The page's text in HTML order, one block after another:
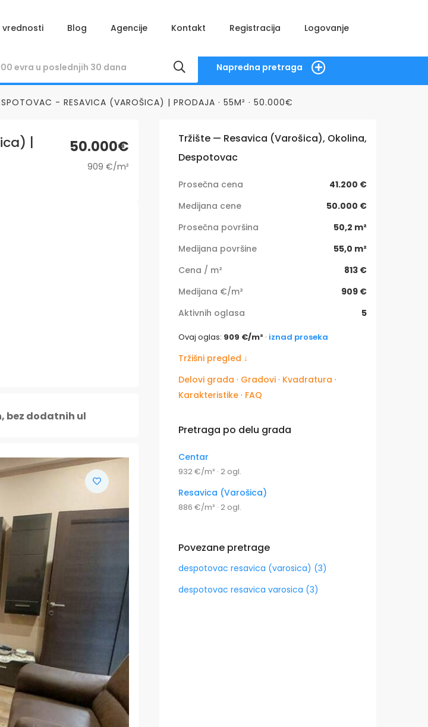
vrednosti Blog Agencije Kontakt Registracija Logovanje
Napredna pretraga
- RESAVICA (VAROŠICA) | PRODAJA · 55M² · 50.000€
|
50.000€
909 €/m²
bez dodatnih ul
Tržište — Resavica (Varošica), Okolina,
Despotovac
Prosečna cena
41.200 €
Medijana cene
50.000 €
Prosečna površina
50,2 m²
Medijana površine
55,0 m²
Cena / m²
813 €
Medijana €/m²
909 €
Aktivnih oglasa
5
Ovaj oglas: 909 €/m² · iznad proseka
Tržišni pregled ↓
Delovi grada · Gradovi · Kvadratura ·
Karakteristike · FAQ
Pretraga po delu grada
Centar
932 €/m² · 2 ogl.
Resavica (Varošica)
886 €/m² · 2 ogl.
Povezane pretrage
despotovac resavica (varosica) (3)
despotovac resavica varosica (3)